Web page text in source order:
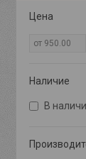
Цена
Наличие
В